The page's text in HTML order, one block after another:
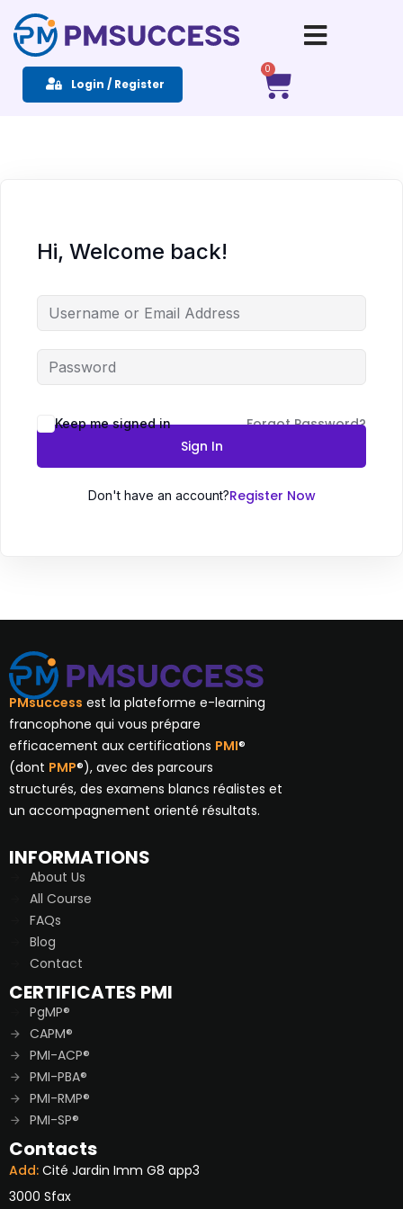
Login / Register
0
Hi, Welcome back!
Keep me signed in
Forgot Password?
Sign In
Don't have an account?Register Now
PMsuccess est la plateforme e-learning
francophone qui vous prépare
efficacement aux certifications PMI®
(dont PMP®), avec des parcours
structurés, des examens blancs réalistes et
un accompagnement orienté résultats.
INFORMATIONS
About Us
All Course
FAQs
Blog
Contact
CERTIFICATES PMI
PgMP®
CAPM®
PMI-ACP®
PMI-PBA®
PMI-RMP®
PMI-SP®
Contacts
Add: Cité Jardin Imm G8 app3
3000 Sfax
Sign in Sign up
Sign in
Remember me Lost your password?